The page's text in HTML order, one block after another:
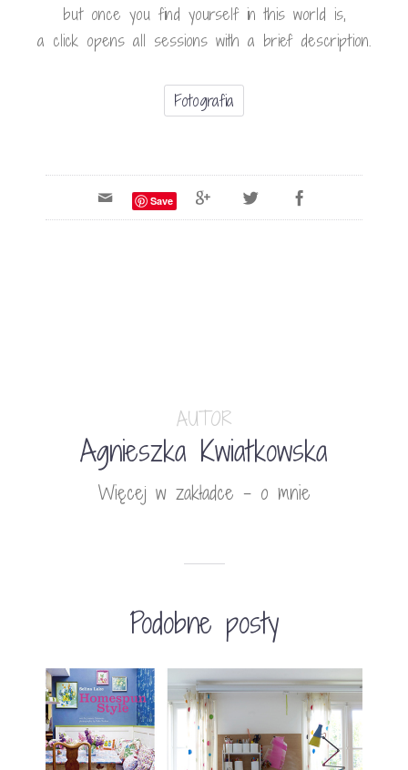
but once you find yourself in this world is,
a click opens all sessions with a brief description.
Fotografia
Save
AUTOR
Agnieszka Kwiatkowska
Więcej w zakładce - o mnie
Podobne posty